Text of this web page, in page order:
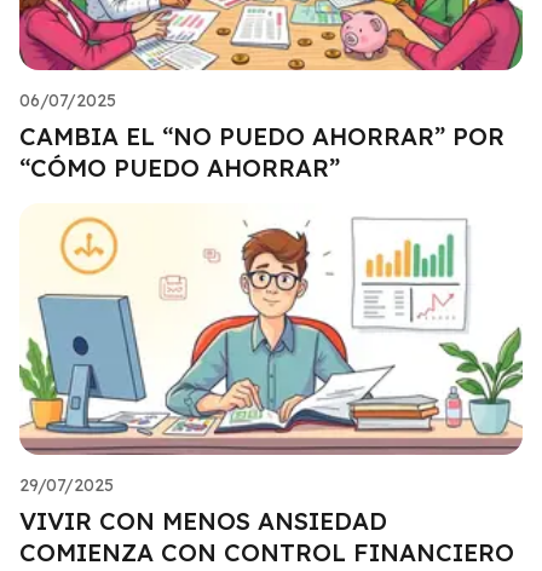
06/07/2025
CAMBIA EL “NO PUEDO AHORRAR” POR
“CÓMO PUEDO AHORRAR”
29/07/2025
VIVIR CON MENOS ANSIEDAD
COMIENZA CON CONTROL FINANCIERO